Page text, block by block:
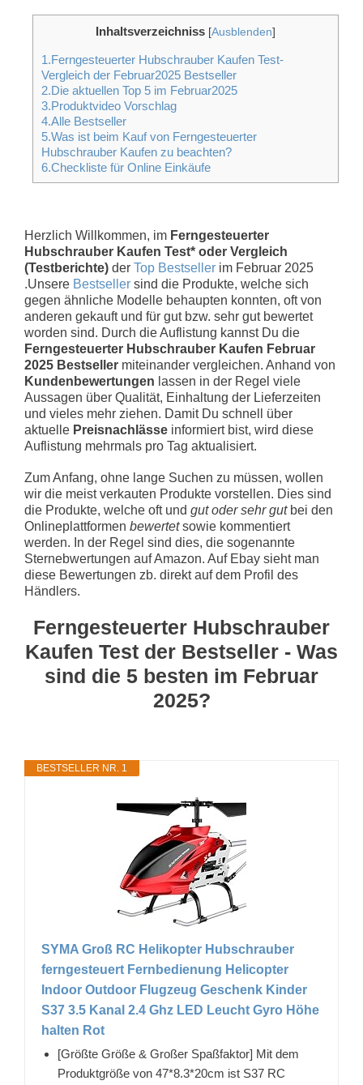
Inhaltsverzeichniss [Ausblenden]
1.Ferngesteuerter Hubschrauber Kaufen Test-
Vergleich der Februar2025 Bestseller
2.Die aktuellen Top 5 im Februar2025
3.Produktvideo Vorschlag
4.Alle Bestseller
5.Was ist beim Kauf von Ferngesteuerter
Hubschrauber Kaufen zu beachten?
6.Checkliste für Online Einkäufe
Herzlich Willkommen, im Ferngesteuerter
Hubschrauber Kaufen Test* oder Vergleich
(Testberichte) der Top Bestseller im Februar 2025
.Unsere Bestseller sind die Produkte, welche sich
gegen ähnliche Modelle behaupten konnten, oft von
anderen gekauft und für gut bzw. sehr gut bewertet
worden sind. Durch die Auflistung kannst Du die
Ferngesteuerter Hubschrauber Kaufen Februar
2025 Bestseller miteinander vergleichen. Anhand von
Kundenbewertungen lassen in der Regel viele
Aussagen über Qualität, Einhaltung der Lieferzeiten
und vieles mehr ziehen. Damit Du schnell über
aktuelle Preisnachlässe informiert bist, wird diese
Auflistung mehrmals pro Tag aktualisiert.
Zum Anfang, ohne lange Suchen zu müssen, wollen
wir die meist verkauten Produkte vorstellen. Dies sind
die Produkte, welche oft und gut oder sehr gutbei den
Onlineplattformen bewertetsowie kommentiert
werden. In der Regel sind dies, die sogenannte
Sternebwertungen auf Amazon. Auf Ebay sieht man
diese Bewertungen zb. direkt auf dem Profil des
Händlers.
Ferngesteuerter Hubschrauber
Kaufen Test der Bestseller - Was
sind die 5 besten im Februar
2025?
BESTSELLER NR. 1
SYMA Groß RC Helikopter Hubschrauber
ferngesteuert Fernbedienung Helicopter
Indoor Outdoor Flugzeug Geschenk Kinder
S37 3.5 Kanal 2.4 Ghz LED Leucht Gyro Höhe
halten Rot
[Größte Größe & Großer Spaßfaktor] Mit dem
Produktgröße von 47*8.3*20cm ist S37 RC